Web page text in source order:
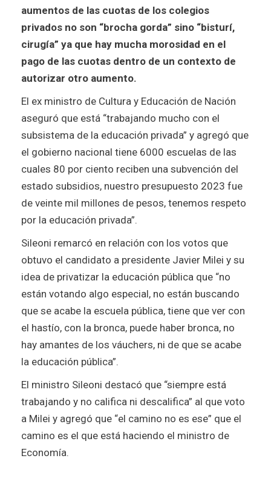
aumentos de las cuotas de los colegios
privados no son “brocha gorda” sino “bisturí,
cirugía” ya que hay mucha morosidad en el
pago de las cuotas dentro de un contexto de
autorizar otro aumento.
El ex ministro de Cultura y Educación de Nación
aseguró que está “trabajando mucho con el
subsistema de la educación privada” y agregó que
el gobierno nacional tiene 6000 escuelas de las
cuales 80 por ciento reciben una subvención del
estado subsidios, nuestro presupuesto 2023 fue
de veinte mil millones de pesos, tenemos respeto
por la educación privada”.
Sileoni remarcó en relación con los votos que
obtuvo el candidato a presidente Javier Milei y su
idea de privatizar la educación pública que “no
están votando algo especial, no están buscando
que se acabe la escuela pública, tiene que ver con
el hastío, con la bronca, puede haber bronca, no
hay amantes de los váuchers, ni de que se acabe
la educación pública”.
El ministro Sileoni destacó que “siempre está
trabajando y no califica ni descalifica” al que voto
a Milei y agregó que “el camino no es ese” que el
camino es el que está haciendo el ministro de
Economía.